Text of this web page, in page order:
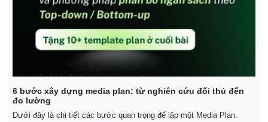
6 bước xây dựng media plan: từ nghiên cứu đối thủ đến
đo lường
Dưới đây là chi tiết các bước quan trọng để lập một Media Plan.